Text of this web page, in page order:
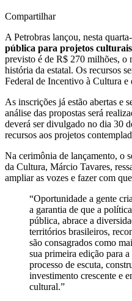
Compartilhar
A Petrobras lançou, nesta
pública para projetos
previsto é de R$ 270 milhões, o
história da estatal. Os recursos
Federal de Incentivo à Cultura
As inscrições já estão abertas e
análise das propostas será
deverá ser divulgado no dia 30
recursos aos projetos
Na cerimônia de lançamento, o
da Cultura, Márcio Tavares,
ampliar as vozes e fazer com
“Oportunidade a gente
a garantia de que a
pública, abrace a
territórios brasileiros,
são consagrados como
sua primeira edição para
processo de escuta,
investimento crescente e
cultural.”